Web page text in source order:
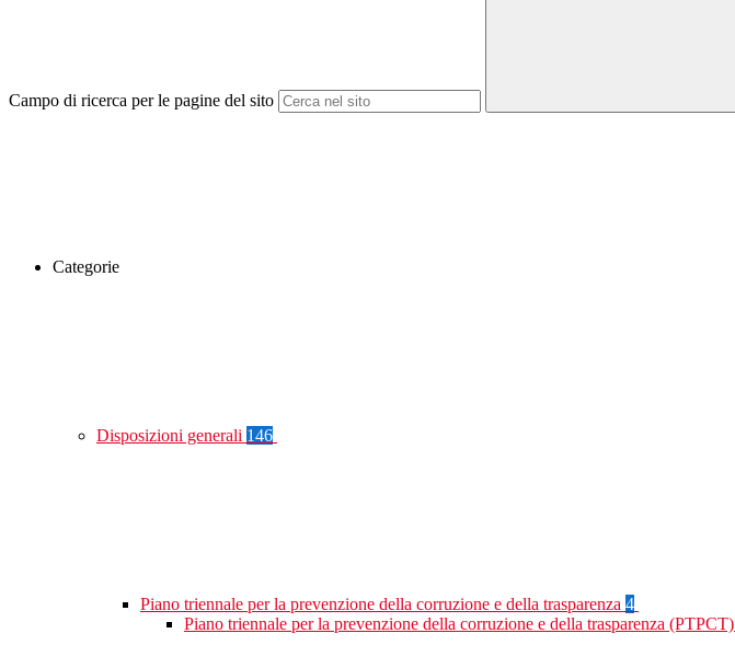
Campo di ricerca per le pagine del sito
Categorie
Disposizioni generali 146
Piano triennale per la prevenzione della corruzione e della trasparenza 4
Piano triennale per la prevenzione della corruzione e della trasparenza (PTPCT)